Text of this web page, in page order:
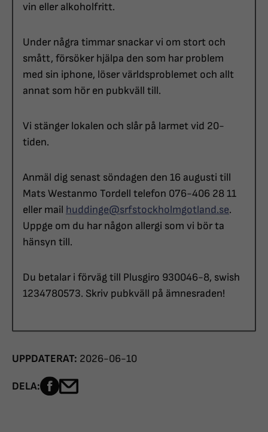
vin eller alkoholfritt.
Under några timmar snackar vi om stort och
smått, försöker hjälpa den som har problem
med sin iphone, löser världsproblemet och allt
annat som hör en pubkväll till.
Vi stänger lokalen och slår på larmet vid 20-
tiden.
Anmäl dig senast söndagen den 16 augusti till
Mats Westanmo Tordell telefon 076-406 28 11
eller mail huddinge@srfstockholmgotland.se.
Uppge om du har någon allergi som vi bör ta
hänsyn till.
Du betalar i förväg till Plusgiro 930046-8, swish
1234780573. Skriv pubkväll på ämnesraden!
UPPDATERAT: 2026-06-10
DELA: Dela sidan på Facebook